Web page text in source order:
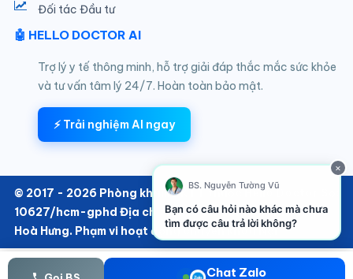
×
BS. Nguyễn Tường Vũ
Bạn có câu hỏi nào khác mà chưa
tìm được câu trả lời không?
Đối tác Đầu tư
🤖 HELLO DOCTOR AI
Trợ lý y tế thông minh, hỗ trợ giải đáp thắc mắc sức khỏe
và tư vấn tâm lý 24/7. Hoàn toàn bảo mật.
⚡ Trải nghiệm AI ngay
© 2017 - 2026 Phòng khám SKTT thuộc Hello Doctor Số:
10627/hcm-gphd Địa chỉ: 152/6 Thành Thái, Phường
Hoà Hưng. Phạm vi hoạt động chuyên khoa Nội
Chat Zalo